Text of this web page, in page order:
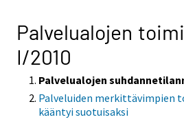
Palvelualojen
I/2010
Palvelualojen
Palveluiden merkittävimpien
kääntyi suotuisaksi